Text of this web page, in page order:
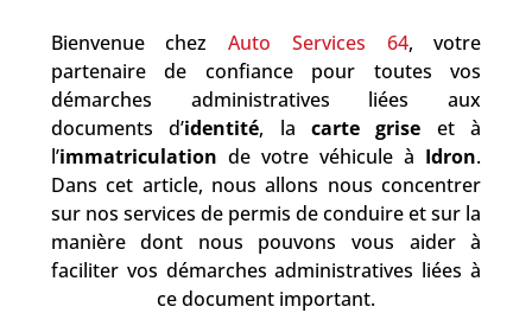
Bienvenue chezAuto Services 64, votre
partenaire de confiance pour toutes vos
démarches administratives liées aux
documents d’identité, la carte grise et à
l’immatriculation de votre véhicule à Idron.
Dans cet article, nous allons nous concentrer
sur nos services de permis de conduire et sur la
manière dont nous pouvons vous aider à
faciliter vos démarches administratives liées à
ce document important.